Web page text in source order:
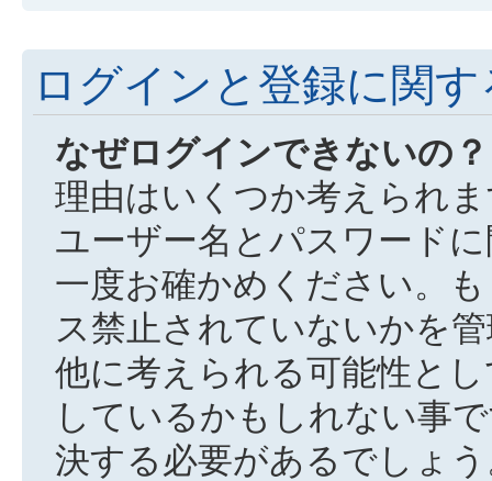
ログインと登録に関
なぜログインできないの？
理由はいくつか考えられ
ユーザー名とパスワード
一度お確かめください。
ス禁止されていないかを
他に考えられる可能性と
しているかもしれない事
決する必要があるでしょ